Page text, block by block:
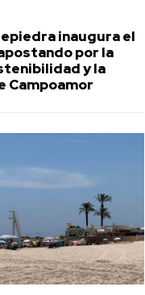
inaugura el
por la
y la
Campoamor